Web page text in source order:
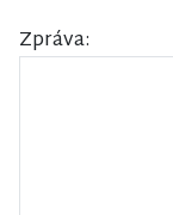
Zpráva: